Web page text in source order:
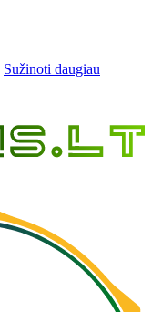
Sužinoti daugiau